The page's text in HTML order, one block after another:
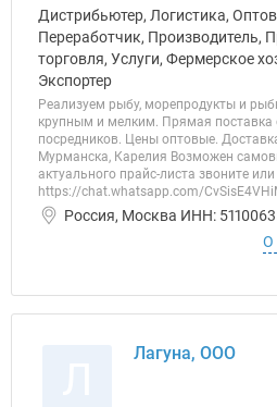
Дистрибьютер, Логистика,
Переработчик, Производитель,
торговля, Услуги, Фермерское
Экспортер
Реализуем рыбу, морепродукты и
крупным и мелким. Прямая поставка
посредников. Цены оптовые.
Мурманска, Карелия Возможен
актуального прайс-листа звоните
https://chat.whatsapp.com/
Россия, Москва ИНН:
О
Лагуна, ООО